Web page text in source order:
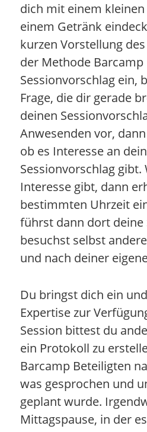
dich mit einem
einem Getränk
kurzen Vorstellung
der Methode
Sessionvorschlag ein,
Frage, die dir gerade
deinen
Anwesenden vor,
ob es Interesse an
Sessionvorschlag gibt.
Interesse gibt, dann
bestimmten Uhrzeit
führst dann dort deine
besuchst selbst
und nach deiner
Du bringst dich ein
Expertise zur
Session bittest du
ein Protokoll zu
Barcamp Beteiligten
was gesprochen und
geplant wurde.
Mittagspause, in der